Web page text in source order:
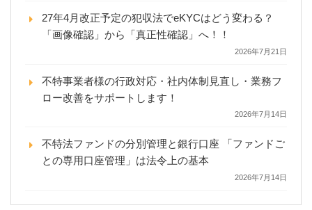
27年4月改正予定の犯収法でeKYCはどう変わる？
「画像確認」から「真正性確認」へ！！
2026年7月21日
不特事業者様の行政対応・社内体制見直し・業務フ
ロー改善をサポートします！
2026年7月14日
不特法ファンドの分別管理と銀行口座 「ファンドご
との専用口座管理」は法令上の基本
2026年7月14日